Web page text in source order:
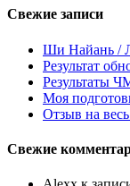
Свежие записи
Ши Найань /
Результат
Результаты
Моя
Отзыв на
Свежие